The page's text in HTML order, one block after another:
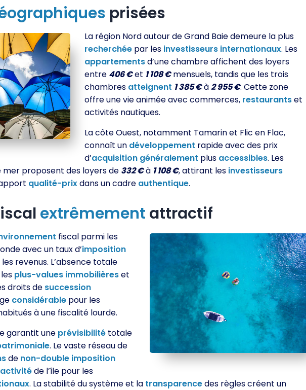
prisées
La région Nord autour de Grand Baie demeure la plus
recherchée par les investisseurs internationaux. Les
appartementsd’une chambre affichent des loyers
entre 406 €et 1 108 €mensuels, tandis que les trois
chambres atteignent 1 385 €à2 955 €. Cette zone
offre une vie animée avec commerces, restaurantset
activités nautiques.
La côte Ouest, notamment Tamarin et Flic en Flac,
connaît un développement rapide avec des prix
d’acquisition généralement plus accessibles. Les
mer proposent des loyers de 332 €à 1 108 €, attirant les investisseurs
qualité-prixdans un cadre authentique.
extrêmement attractif
fiscal parmi les
avec un taux d’imposition
revenus. L’absence totale
plus-values immobilièreset
droits de succession
considérable pour les
à une fiscalité lourde.
garantit une prévisibilité totale
. Le vaste réseau de
de non-double imposition
de l’île pour les
. La stabilité du système et la transparencedes règles créent un